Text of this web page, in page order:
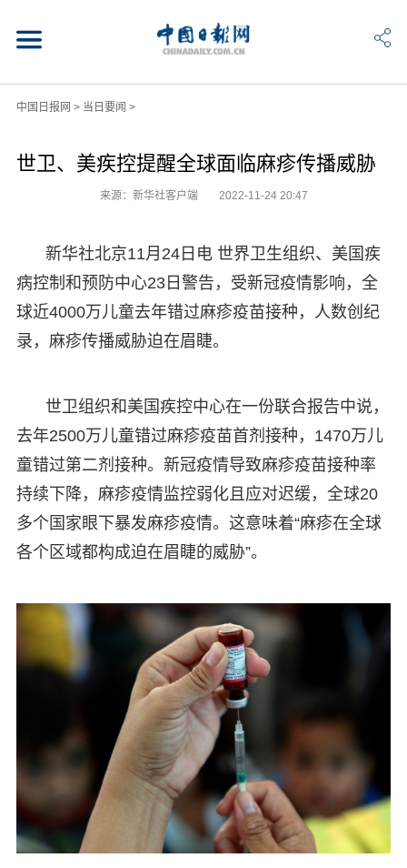
中国日报网 > 当日要闻 >
世卫、美疾控提醒全球面临麻疹传播威胁
来源：新华社客户端 2022-11-24 20:47
新华社北京11月24日电 世界卫生组织、美国疾
病控制和预防中心23日警告，受新冠疫情影响，全
球近4000万儿童去年错过麻疹疫苗接种，人数创纪
录，麻疹传播威胁迫在眉睫。
世卫组织和美国疾控中心在一份联合报告中说，
去年2500万儿童错过麻疹疫苗首剂接种，1470万儿
童错过第二剂接种。新冠疫情导致麻疹疫苗接种率
持续下降，麻疹疫情监控弱化且应对迟缓，全球20
多个国家眼下暴发麻疹疫情。这意味着“麻疹在全球
各个区域都构成迫在眉睫的威胁”。